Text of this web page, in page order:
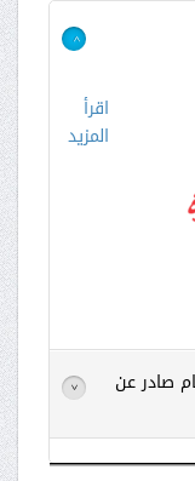
>
اقرأ
المزيد
صادر عن >
اقرأ